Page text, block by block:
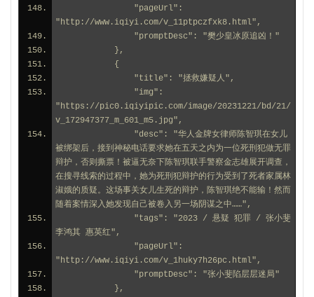
"http://www.iqiyi.com/v_11ptpczfxk8.html",
                "promptDesc": "樊少皇冰原追凶！"
            },
            {
                "title": "拯救嫌疑人",
"https://pic0.iqiyipic.com/image/20231221/bd/21/
v_172947377_m_601_m5.jpg",
被绑架后，接到神秘电话要求她在五天之内为一位死刑犯做无罪
辩护，否则撕票！被逼无奈下陈智琪联手警察金志雄展开调查，
在搜寻线索的过程中，她为死刑犯辩护的行为受到了死者家属林
淑娥的质疑。这场事关女儿生死的辩护，陈智琪绝不能输！然而
随着案情深入她发现自己被卷入另一场阴谋之中……",
李鸿其 惠英红",
"http://www.iqiyi.com/v_1huky7h26pc.html",
                "promptDesc": "张小斐陷层层迷局"
            },